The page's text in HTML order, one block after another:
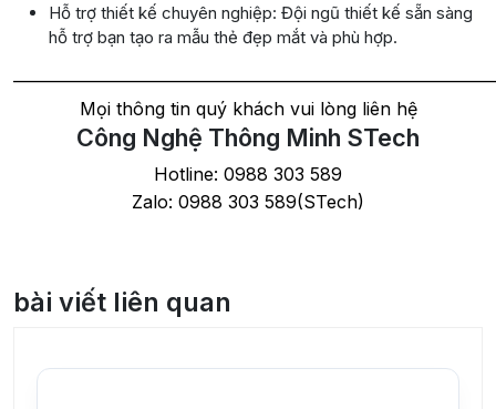
Hỗ trợ thiết kế chuyên nghiệp: Đội ngũ thiết kế sẵn sàng
hỗ trợ bạn tạo ra mẫu thẻ đẹp mắt và phù hợp.
Mọi thông tin quý khách vui lòng liên hệ
Công Nghệ Thông Minh STech
Hotline: 0988 303 589
Zalo: 0988 303 589(STech)
bài viết liên quan